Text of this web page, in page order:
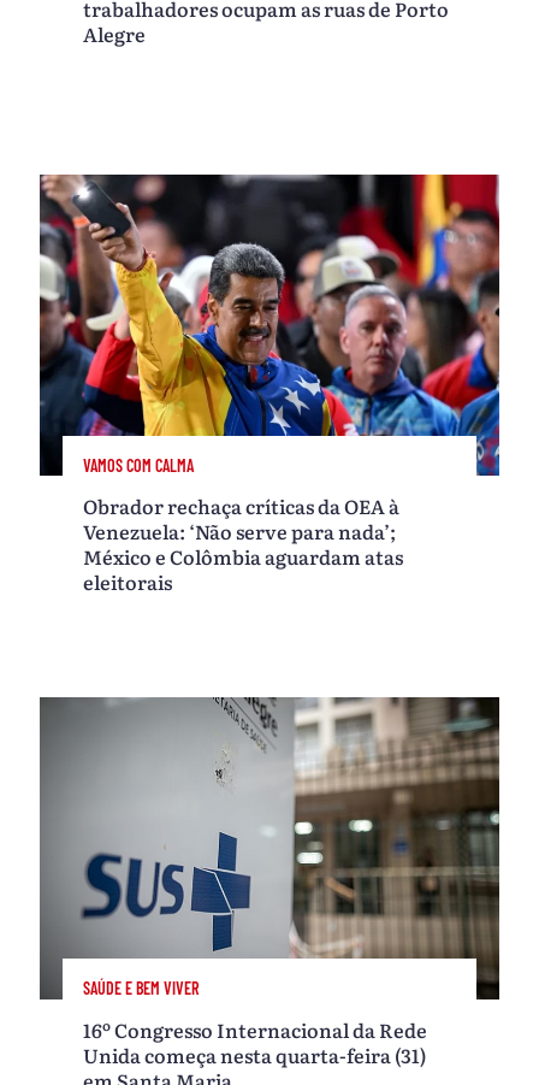
trabalhadores ocupam as ruas de Porto
Alegre
VAMOS COM CALMA
Obrador rechaça críticas da OEA à
Venezuela: ‘Não serve para nada’;
México e Colômbia aguardam atas
eleitorais
SAÚDE E BEM VIVER
16º Congresso Internacional da Rede
Unida começa nesta quarta-feira (31)